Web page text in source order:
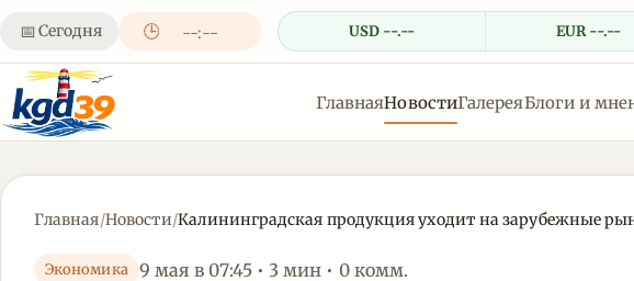
📅 Сегодня 🕒 --:-- USD --.-- EUR --.--
ГлавнаяНовостиГалереяБлоги и
Главная/Новости/Калининградская продукция уходит на зарубежные
Экономика 9 мая в 07:45 • 3 мин • 0 комм.